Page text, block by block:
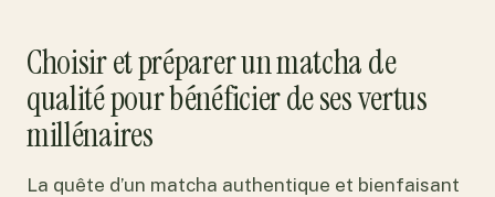
Choisir et préparer un matcha de
qualité pour bénéficier de ses vertus
millénaires
La quête d’un matcha authentique et bienfaisant